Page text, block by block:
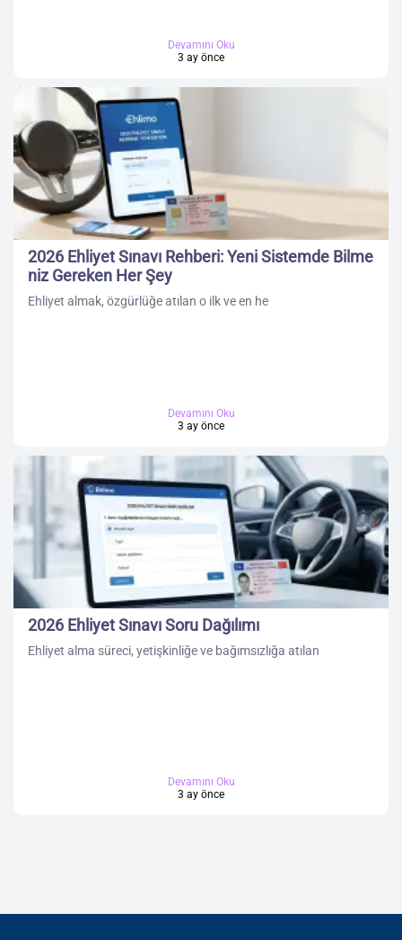
Devamını Oku
3 ay önce
2026 Ehliyet Sınavı Rehberi: Yeni Sistemde Bilme
niz Gereken Her Şey
Ehliyet almak, özgürlüğe atılan o ilk ve en he
Devamını Oku
3 ay önce
2026 Ehliyet Sınavı Soru Dağılımı
Ehliyet alma süreci, yetişkinliğe ve bağımsızlığa atılan
Devamını Oku
3 ay önce